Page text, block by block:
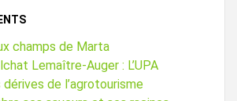
champs de Marta
Lemaître-Auger : L’UPA
de l’agrotourisme